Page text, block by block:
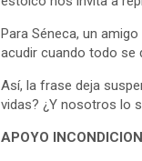
Para Séneca, un
acudir cuando todo se
Así, la frase deja
vidas? ¿Y nosotros lo
APOYO